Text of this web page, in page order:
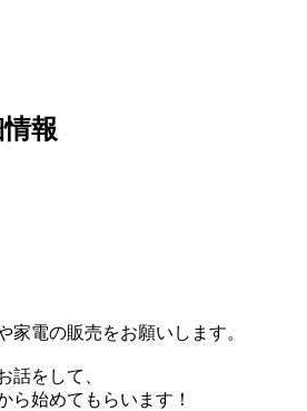
報
家電の販売をお願いします。
話をして、
ら始めてもらいます！